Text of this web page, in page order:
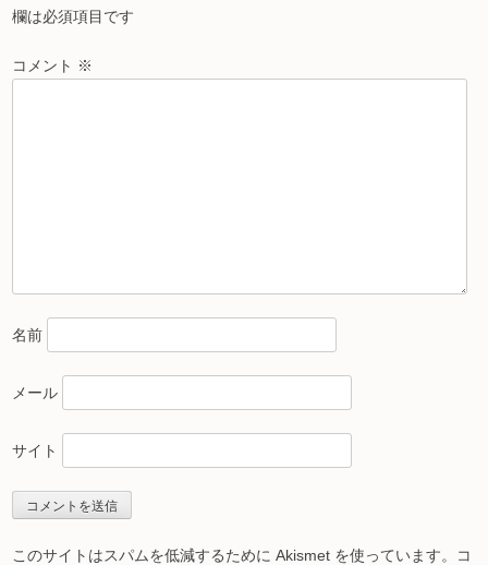
欄は必須項目です
コメント ※
名前
メール
サイト
このサイトはスパムを低減するために Akismet を使っています。
コ